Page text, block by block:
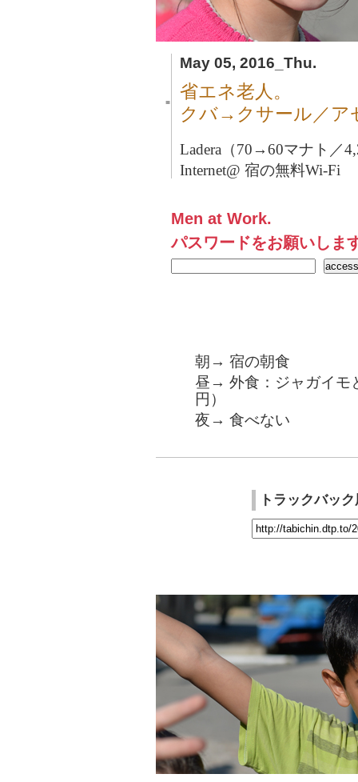
May 05, 2016_Thu.
■
省エネ老人。
クバ→クサール／ア
Ladera（70→60マナト／
Internet@ 宿の無料Wi-Fi
Men at Work.
パスワードをお願いしま
朝→ 宿の朝食
昼→ 外食：ジャガイモ
円）
夜→ 食べない
トラックバッ